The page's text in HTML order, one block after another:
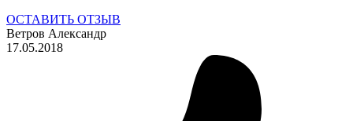
ОСТАВИТЬ ОТЗЫВ
Ветров Александр
17.05.2018